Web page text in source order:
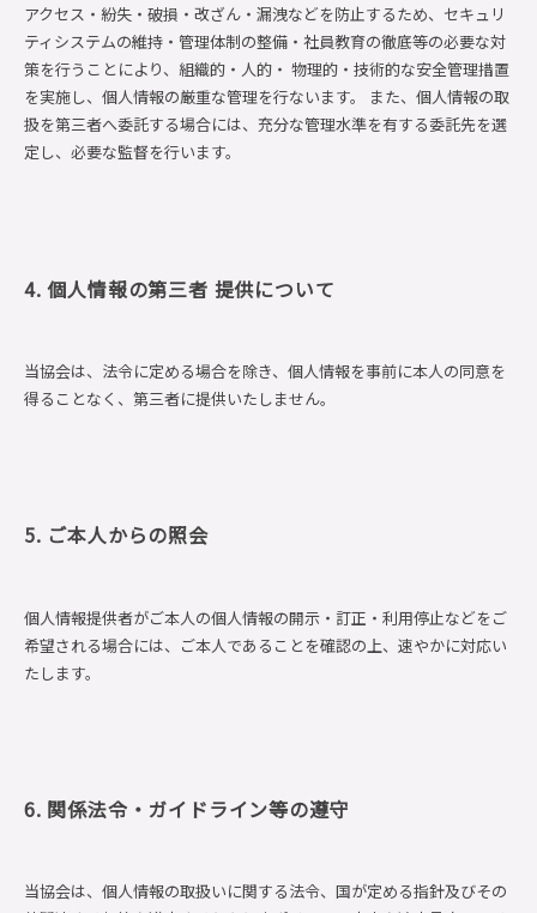
アクセス・紛失・破損・改ざん・漏洩などを防止するため、セキュリ
ティシステムの維持・管理体制の整備・社員教育の徹底等の必要な対
策を行うことにより、組織的・人的・ 物理的・技術的な安全管理措置
を実施し、個人情報の厳重な管理を行ないます。 また、個人情報の取
扱を第三者へ委託する場合には、充分な管理水準を有する委託先を選
定し、必要な監督を行います。
4. 個人情報の第三者 提供について
当協会は、法令に定める場合を除き、個人情報を事前に本人の同意を
得ることなく、第三者に提供いたしません。
5. ご本人からの照会
個人情報提供者がご本人の個人情報の開示・訂正・利用停止などをご
希望される場合には、ご本人であることを確認の上、速やかに対応い
たします。
6. 関係法令・ガイドライン等の遵守
当協会は、個人情報の取扱いに関する法令、国が定める指針及びその